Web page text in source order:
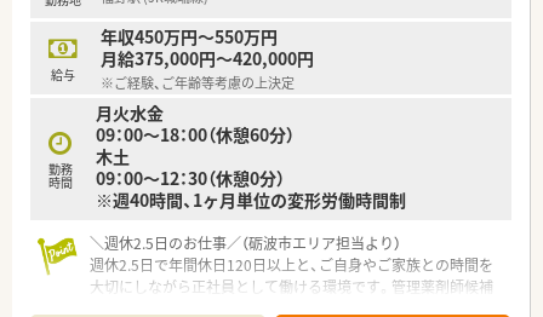
■多科目の処方箋に触れることで薬剤師としてのスキルを高め、
地域医療に貢献したい方に適しています
【やりがい/おすすめポイント】
■地域の患者様との距離が近く、日々の業務を通じて直接感謝の
言葉をいただけることが大きな励みになります
■最新のシステムを活用した安全な調剤業務を通じて、医療従事
者としての責任とやりがいを感じられます
■店舗の運営や後輩の指導などにも携わることで、薬剤師として
だけでなく社会人としても成長できます
給与
年収450万円～550万円
月給375,000円～420,000円
※ご経験、ご年齢等考慮の上決定
勤務
時間
月火水金
09：00～18：00（休憩60分）
木土
09：00～12：30（休憩0分）
※週40時間、1ヶ月単位の変形労働時間制
＼週休2.5日のお仕事／（砺波市エリア担当より）
週休2.5日で年間休日120日以上と、ご自身やご家族との時間を
大切にしながら正社員として働ける環境です。管理薬剤師候補